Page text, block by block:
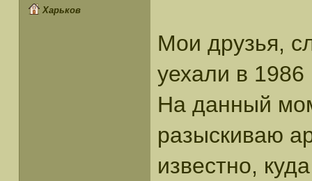
Харьков
Мои друзья,
уехали в 1986
На данный
разыскиваю
известно,